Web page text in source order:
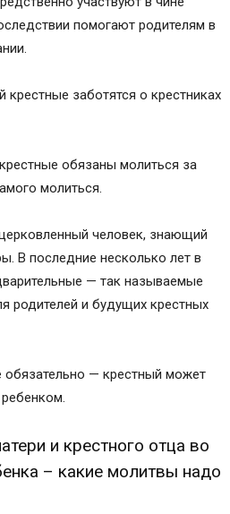
помогают родителям в
крестные заботятся о крестниках
обязаны молиться за
молиться.
человек, знающий
В последние несколько лет в
— так называемые
родителей и будущих крестных
обязательно — крестный может
и крестного отца во
– какие молитвы надо